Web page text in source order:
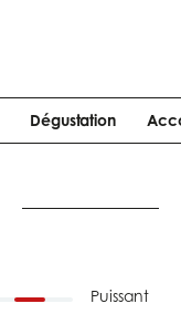
Dégustation
Puissant